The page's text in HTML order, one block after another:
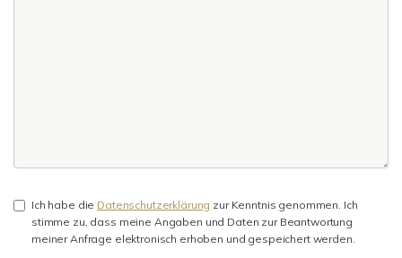
Ich habe die Datenschutzerklärung zur Kenntnis genommen. Ich
stimme zu, dass meine Angaben und Daten zur Beantwortung
meiner Anfrage elektronisch erhoben und gespeichert werden.